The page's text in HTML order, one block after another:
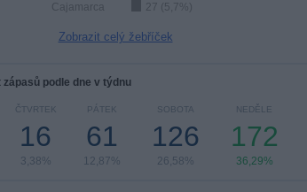
Cajamarca
27 (5,7%)
Zobrazit celý žebříček
zápasů podle dne v týdnu
ČTVRTEK
16
3,38%
PÁTEK
61
12,87%
SOBOTA
126
26,58%
NEDĚLE
172
36,29%